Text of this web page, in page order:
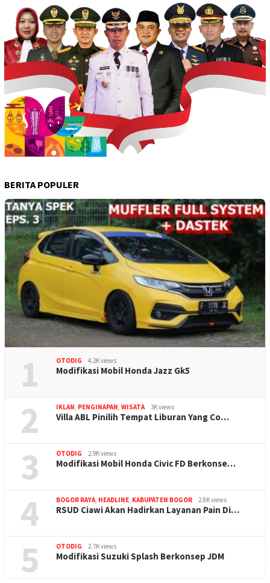
BERITA POPULER
1 OTODIG 4.2K views
Modifikasi Mobil Honda Jazz Gk5
2 IKLAN, PENGINAPAN, WISATA 3K views
Villa ABL Pinilih Tempat Liburan Yang Co…
3 OTODIG 2.9K views
Modifikasi Mobil Honda Civic FD Berkonse…
4 BOGOR RAYA, HEADLINE, KABUPATEN BOGOR 2.8K views
RSUD Ciawi Akan Hadirkan Layanan Pain Di…
5 OTODIG 2.7K views
Modifikasi Suzuki Splash Berkonsep JDM